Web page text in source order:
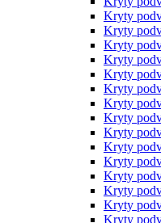
Kryty
Kryty
Kryty
Kryty
Kryty
Kryty
Kryty
Kryty
Kryty
Kryty
Kryty
Kryty
Kryty
Kryty
Kryty